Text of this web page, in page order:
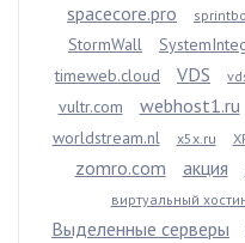
spacecore.pro
StormWall
timeweb.cloud VDS
vultr.com webhost1.ru
worldstream.nl x5x.ru
zomro.com акция
виртуальный
Выделенные серверы